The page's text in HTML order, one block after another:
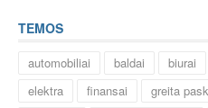
TEMOS
automobiliai baldai biurai
elektra
finansai greita